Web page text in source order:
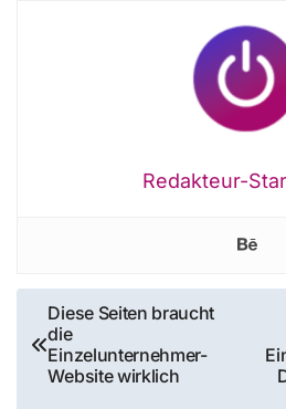
Redakteur-
Beitragsnavigation
Diese Seiten braucht
die
Einzelunternehmer-
Website wirklich